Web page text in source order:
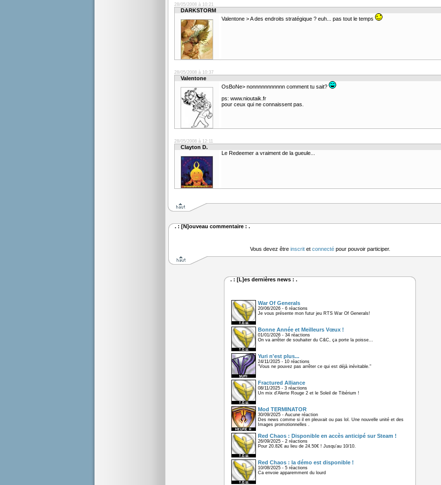
28/05/2008 à 10:21
DARKSTORM
Valentone > A des endroits stratégique ? euh... pas tout le temps
28/05/2008 à 10:37
Valentone
OsBoNe> nonnnnnnnnnnn comment tu sait?
ps: www.nioutaik.fr
pour ceux qui ne connaissent pas.
28/05/2008 à 12:11
Clayton D.
Le Redeemer a vraiment de la gueule...
. : [N]ouveau commentaire : .
Vous devez être inscritet connectépour pouvoir participer.
. : [L]es dernières news : .
War Of Generals
20/06/2026 - 6 réactions
Je vous présente mon futur jeu RTS War Of Generals!
Bonne Année et Meilleurs Vœux !
01/01/2026 - 34 réactions
On va arrêter de souhaiter du C&C, ça porte la poisse...
Yuri n'est plus...
24/11/2025 - 10 réactions
"Vous ne pouvez pas arrêter ce qui est déjà inévitable."
Fractured Alliance
08/11/2025 - 3 réactions
Un mix d'Alerte Rouge 2 et le Soleil de Tibérium !
Mod TERMINATOR
30/09/2025 - Aucune réaction
Des news comme si il en pleuvait ou pas lol. Une nouvelle unité et des
Images promotionnelles .
Red Chaos : Disponible en accès anticipé sur Steam !
26/09/2025 - 2 réactions
Pour 20.82€ au lieu de 24.50€ ! Jusqu'au 10/10.
Red Chaos : la démo est disponible !
10/08/2025 - 5 réactions
Ca envoie apparemment du lourd